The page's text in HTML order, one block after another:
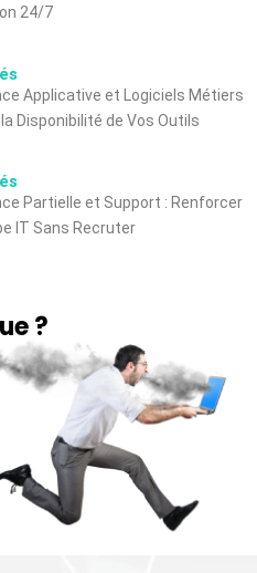
24/7
Applicative et Logiciels Métiers
Disponibilité de Vos Outils
Partielle et Support : Renforcer
IT Sans Recruter
?